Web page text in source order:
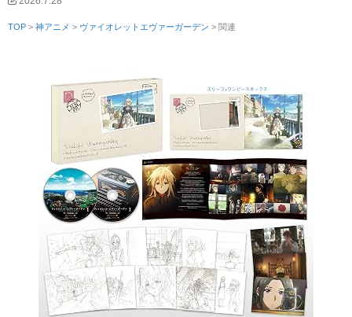
TOP > 神アニメ > ヴァイオレットエヴァーガーデン > 関連